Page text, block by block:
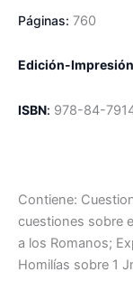
Páginas: 760
Edición-Impresión
ISBN: 978-84-
Contiene:
cuestiones sobre
a los Romanos;
Homilías sobre 1